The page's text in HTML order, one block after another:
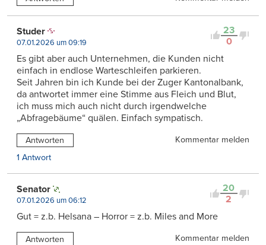
23
0
Studer
07.01.2026 um 09:19
Es gibt aber auch Unternehmen, die Kunden nicht
einfach in endlose Warteschleifen parkieren.
Seit Jahren bin ich Kunde bei der Zuger Kantonalbank,
da antwortet immer eine Stimme aus Fleich und Blut,
ich muss mich auch nicht durch irgendwelche
„Abfragebäume“ quälen. Einfach sympatisch.
Antworten
Kommentar melden
1 Antwort
20
2
Senator
07.01.2026 um 06:12
Gut = z.b. Helsana – Horror = z.b. Miles and More
Antworten
Kommentar melden